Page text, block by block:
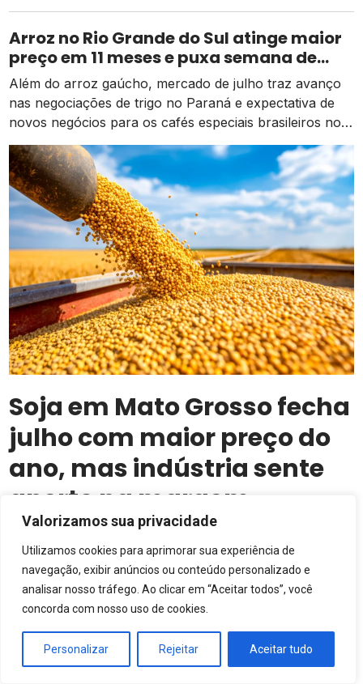
Valorizamos sua privacidade
Utilizamos cookies para aprimorar sua experiência de
navegação, exibir anúncios ou conteúdo personalizado e
analisar nosso tráfego. Ao clicar em “Aceitar todos”, você
concorda com nosso uso de cookies.
Personalizar Rejeitar Aceitar tudo
de receita e competitividade.
Arroz no Rio Grande do Sul atinge maior
preço em 11 meses e puxa semana de
valorização no campo
Além do arroz gaúcho, mercado de julho traz avanço
nas negociações de trigo no Paraná e expectativa de
novos negócios para os cafés especiais brasileiros no
exterior
Soja em Mato Grosso fecha
julho com maior preço do
ano, mas indústria sente
aperto na margem
Saca chega a R$ 116,74 no estado, puxada por
Chicago e prêmios elevados, enquanto
esmagadoras enfrentam queda de mais de 20% na
rentabilidade
DIA A DIA DO CAMPO
Indo além do
estresse: o real
potencial
dos bioativadores